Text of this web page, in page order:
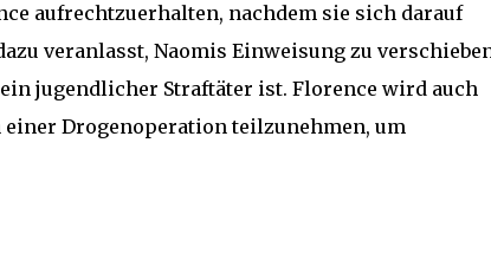
aufrechtzuerhalten, nachdem sie sich darauf
veranlasst, Naomis Einweisung zu
jugendlicher Straftäter ist. Florence wird auch
Drogenoperation teilzunehmen, um